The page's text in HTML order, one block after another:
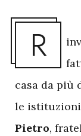
R
casa da più
le istituzioni
Pietro,